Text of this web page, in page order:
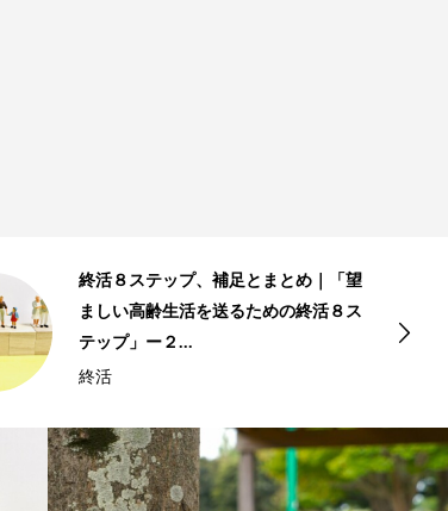
おひとりさまの終活課題と対
ましい高齢生活を送るための